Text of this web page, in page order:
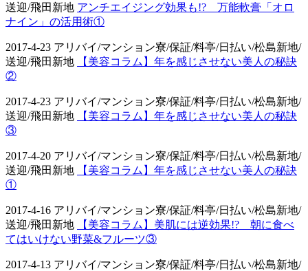
送迎/飛田新地 アンチエイジング効果も!? 万能軟膏「オロ
ナイン」の活用術①
2017-4-23 アリバイ/マンション寮/保証/料亭/日払い/松島新地/
送迎/飛田新地
【美容コラム】年を感じさせない美人の秘訣
②
2017-4-23 アリバイ/マンション寮/保証/料亭/日払い/松島新地/
送迎/飛田新地
【美容コラム】年を感じさせない美人の秘訣
③
2017-4-20 アリバイ/マンション寮/保証/料亭/日払い/松島新地/
送迎/飛田新地
【美容コラム】年を感じさせない美人の秘訣
①
2017-4-16 アリバイ/マンション寮/保証/料亭/日払い/松島新地/
送迎/飛田新地
【美容コラム】美肌には逆効果!? 朝に食べ
てはいけない野菜&フルーツ③
2017-4-13 アリバイ/マンション寮/保証/料亭/日払い/松島新地/